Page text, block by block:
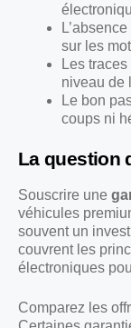
sur les
Les
niveau de
Le bon
coups ni
La question
Souscrire une
véhicules
souvent un
couvrent les
électroniques
Comparez les